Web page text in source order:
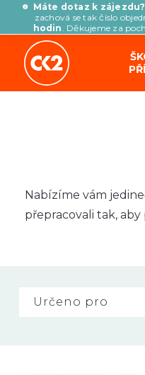
Máte dotaz k zájezdu?
zachová se tak číslo
hodin . Děkujeme za
Nabízíme vám
přepracovali tak,
Určeno pro